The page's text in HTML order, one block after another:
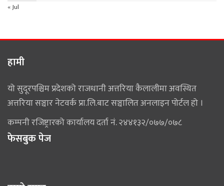
« Jul
हामी
यो सुदूरपश्चिम प्रदेशको राजधानी अत्तरिया कैलालीमा अवस्थित
अत्तरिया सञ्चार नेटवर्क प्रा.लि.बाट सञ्चालित अनलाइन पोर्टल हो ।
कम्पनी रजिष्ट्रारको कार्यालय दर्ता नं. २४४१३२/०७७/०७८
फेसबुक पेज